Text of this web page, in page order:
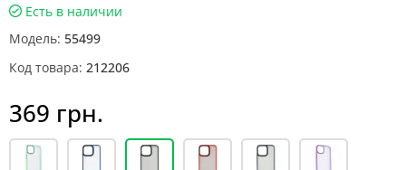
Есть в наличии
Модель: 55499
Код товара: 212206
369 грн.